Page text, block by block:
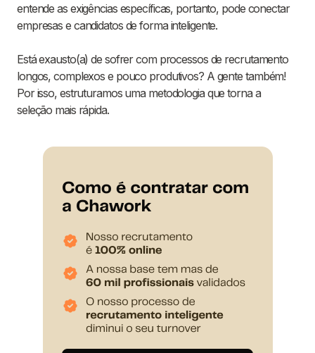
entende as exigências específicas, portanto, pode conectar
empresas e candidatos de forma inteligente.
Está exausto(a) de sofrer com processos de recrutamento
longos, complexos e pouco produtivos? A gente também!
Por isso, estruturamos uma metodologia que torna a
seleção mais rápida.